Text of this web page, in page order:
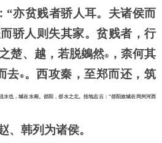
“亦贫贱者骄人耳。夫诸侯而
骄人则失其家。贫贱者，行
楚、越，若脱鵕然⑤
，柰何其
去⑥ 。西攻秦，至郑而还，筑
水也，城在水南。郃阳，郃水之北。括地志云： “郃阳故城在同州河西
、韩列为诸侯。